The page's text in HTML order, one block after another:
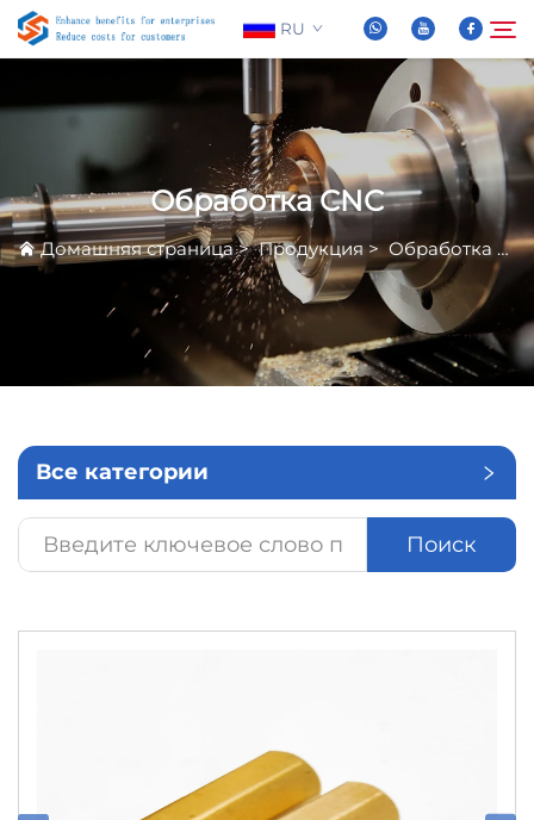
RU
Продукция
Часто задаваемые вопросы
Связаться С Нами
Поиск
Обработка CNC
Домашняя страница>Продукция>Обработка CNC
Все категории
Поиск